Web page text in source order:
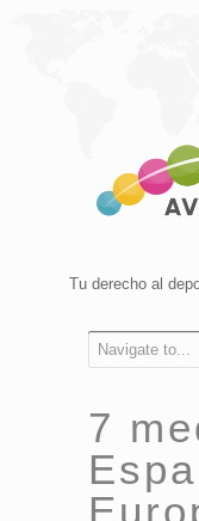
Tu derecho al
Navigate to...
7